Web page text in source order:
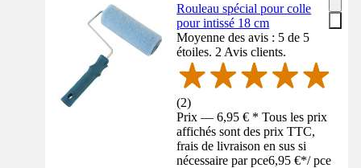
Rouleau spécial pour colle
pour intissé 18 cm
Moyenne des avis : 5 de 5
étoiles. 2 Avis clients.
(2)
Prix — 6,95 € * Tous les prix
affichés sont des prix TTC,
frais de livraison en sus si
nécessaire par pce6,95 €*/ pce